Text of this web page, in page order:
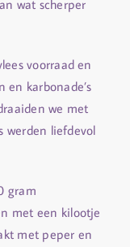
wat scherper
voorraad en
karbonade’s
we met
werden liefdevol
gram
met een kilootje
met peper en